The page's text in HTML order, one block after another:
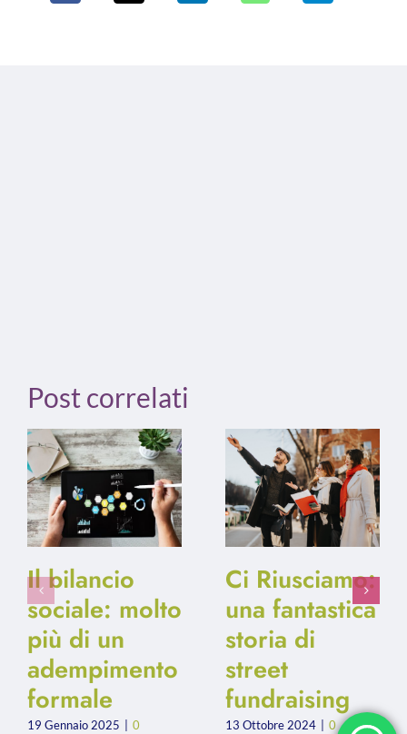
Post correlati
Il bilancio
sociale: molto
più di un
adempimento
formale
19 Gennaio 2025
0
Ci Riusciamo:
una fantastica
storia di
street
fundraising
13 Ottobre 2024
0